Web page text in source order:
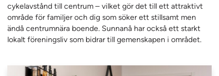
cykelavstånd till centrum – vilket gör det till ett attraktivt
område för familjer och dig som söker ett stillsamt men
ändå centrumnära boende. Sunnanå har också ett starkt
lokalt föreningsliv som bidrar till gemenskapen i området.